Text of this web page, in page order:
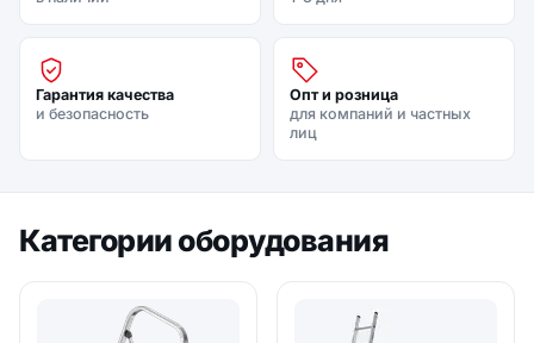
Гарантия качества
и безопасность
Опт и розница
для компаний и частных
лиц
Категории оборудования